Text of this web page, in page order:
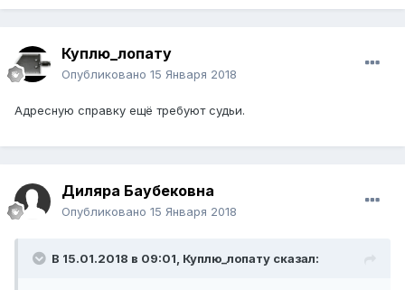
Куплю_лопату
Опубликовано 15 Января 2018
Адресную справку ещё требуют судьи.
Диляра Баубековна
Опубликовано 15 Января 2018
В 15.01.2018 в 09:01, Куплю_лопату сказал: